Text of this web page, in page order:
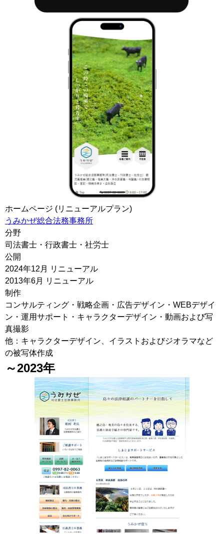
ホームページ (リニューアルプラン)
うみかぜ総合法務事務所
分野
司法書士・行政書士・社労士
公開
2024年12月 リニューアル
2013年6月 リニューアル
制作
コンサルティング・戦略企画・広告デザイン・WEBデザイ
ン・運用サポート・キャラクターデザイン・動画および写
真撮影
他：キャラクターデザイン、イラストおよびジオラマなど
の被写体作成
～2023年